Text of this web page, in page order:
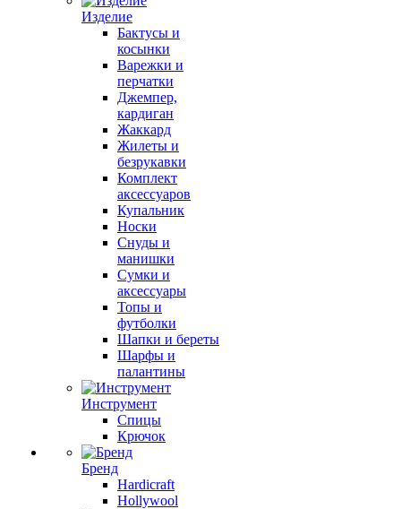
Изделие
Бактусы и
косынки
Варежки и
перчатки
Джемпер,
кардиган
Жаккард
Жилеты и
безрукавки
Комплект
аксессуаров
Купальник
Носки
Снуды и
манишки
Сумки и
аксессуары
Топы и
футболки
Шапки и береты
Шарфы и
палантины
Инструмент
Спицы
Крючок
Бренд
Hardicraft
Hollywool